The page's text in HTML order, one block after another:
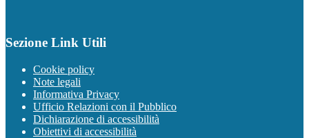
Sezione Link Utili
Cookie policy
Note legali
Informativa Privacy
Ufficio Relazioni con il Pubblico
Dichiarazione di accessibilità
Obiettivi di accessibilità